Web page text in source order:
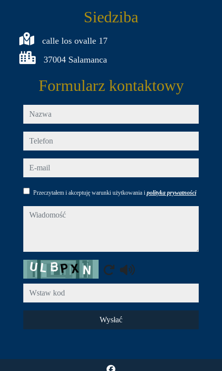
Siedziba
calle los ovalle 17
37004 Salamanca
Formularz kontaktowy
nazwa
telefon
e-mail
Przeczytałem i akceptuję warunki użytkowania i polityka prywatności
wiadomość
Captcha
Wysłać